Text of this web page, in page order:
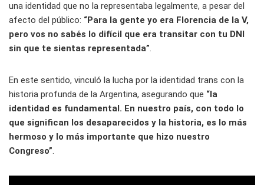
una identidad que no la representaba legalmente, a pesar del
afecto del público: “Para la gente yo era Florencia de la V,
pero vos no sabés lo difícil que era transitar con tu DNI
sin que te sientas representada”.
En este sentido, vinculó la lucha por la identidad trans con la
historia profunda de la Argentina, asegurando que “la
identidad es fundamental. En nuestro país, con todo lo
que significan los desaparecidos y la historia, es lo más
hermoso y lo más importante que hizo nuestro
Congreso”.